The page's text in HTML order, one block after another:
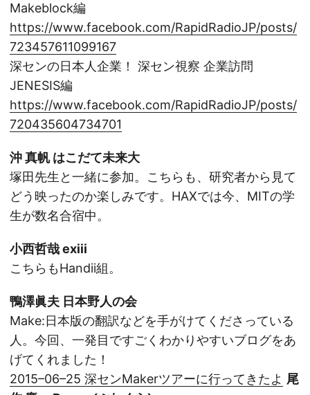
Makeblock編
https://www.facebook.com/RapidRadioJP/posts/
723457611099167
深センの日本人企業！ 深セン視察 企業訪問
JENESIS編
https://www.facebook.com/RapidRadioJP/posts/
720435604734701
沖 真帆 はこだて未来大
塚田先生と一緒に参加。こちらも、研究者から見て
どう映ったのか楽しみです。HAXでは今、MITの学
生が数名合宿中。
小西哲哉 exiii
こちらもHandii組。
鴨澤眞夫 日本野人の会
Make:日本版の翻訳などを手がけてくださっている
人。今回、一発目ですごくわかりやすいブログをあ
げてくれました！
2015–06–25 深センMakerツアーに行ってきたよ 尾